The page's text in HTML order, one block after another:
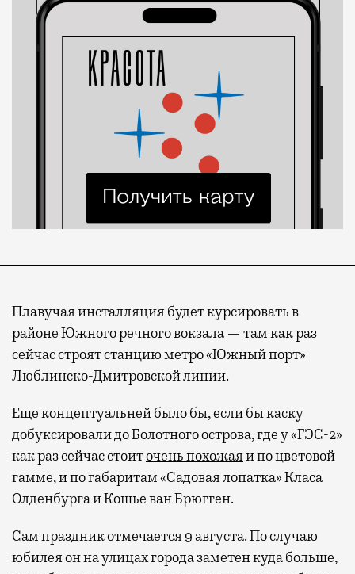
Плавучая инсталляция будет курсировать в
районе Южного речного вокзала — там как раз
сейчас строят станцию метро «Южный порт»
Люблинско-Дмитровской линии.
Еще концептуальней было бы, если бы каску
добуксировали до Болотного острова, где у «ГЭС-2»
как раз сейчас стоиточень похожаяи по цветовой
гамме, и по габаритам «Садовая лопатка» Класа
Олденбурга и Кошье ван Брюгген.
Сам праздник отмечается 9 августа. По случаю
юбилея он на улицах города заметен куда больше,